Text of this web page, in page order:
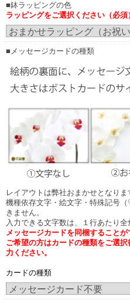
画像はイメージです。（こちらの商
実際にご注文いただくお花の規格に
ご了承ください。
発送のご案内時に配信される画像は
お花の下（花の中）に立てた場合は
■鉢ラッピングの色
ラッピングをご選択ください（必須
■メッセージカードの種類
レイアウトは弊社おまかせとなりま
機種依存文字・絵文字・特殊記号
きません。
入力できる文字数は、１行あたり全
メッセージカードを同梱することが
ご希望の方はカードの種類をご選
力ください。
カードの種類